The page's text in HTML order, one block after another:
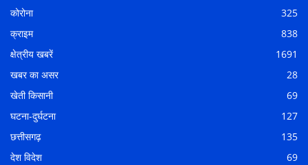
कोरोना
325
क्राइम
838
क्षेत्रीय खबरें
1691
खबर का असर
28
खेती किसानी
69
घटना-दुर्घटना
127
छत्तीसगढ़
135
देश विदेश
69